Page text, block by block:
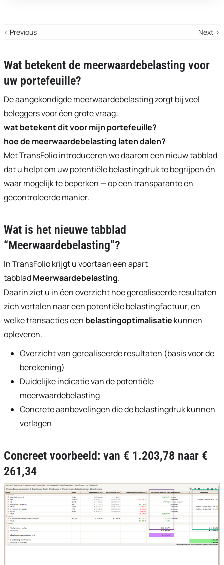
‹ Previous Next ›
Wat betekent de meerwaardebelasting voor
uw portefeuille?
De aangekondigde meerwaardebelasting zorgt bij veel
beleggers voor één grote vraag:
wat betekent dit voor mijn portefeuille?
hoe de meerwaardebelasting laten dalen?
Met TransFolio introduceren we daarom een nieuw tabblad
dat u helpt om uw potentiële belastingdruk te begrijpen én
waar mogelijk te beperken — op een transparante en
gecontroleerde manier.
Wat is het nieuwe tabblad
“Meerwaardebelasting”?
In TransFolio krijgt u voortaan een apart
tabbladMeerwaardebelasting.
Daarin ziet u in één overzicht hoe gerealiseerde resultaten
zich vertalen naar een potentiële belastingfactuur, en
welke transacties een belastingoptimalisatie kunnen
opleveren.
Overzicht van gerealiseerde resultaten (basis voor de
berekening)
Duidelijke indicatie van de potentiële
meerwaardebelasting
Concrete aanbevelingen die de belastingdruk kunnen
verlagen
Concreet voorbeeld: van € 1.203,78 naar €
261,34